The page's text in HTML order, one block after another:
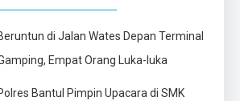
di Jalan Wates Depan Terminal
Empat Orang Luka-luka
Bantul Pimpin Upacara di SMK